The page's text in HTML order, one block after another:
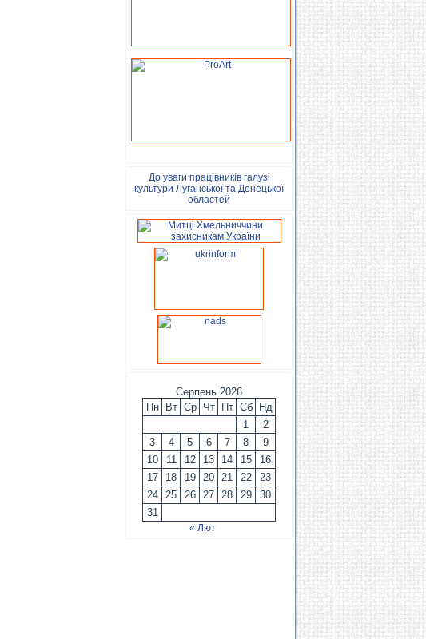
До уваги працівників галузі
культури Луганської та Донецької
областей
Серпень 2026
Пн
Вт Ср Чт Пт Сб
Нд
1
2
3
4 5 6 7 8
9
10
11 12 13 14 15
16
17
18 19 20 21 22
23
24
25 26 27 28 29
30
31
« Лют